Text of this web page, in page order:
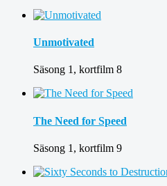
Unmotivated
Säsong 1, kortfilm 8
The Need for Speed
Säsong 1, kortfilm 9